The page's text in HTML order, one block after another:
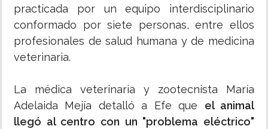
practicada por un equipo interdisciplinario
conformado por siete personas, entre ellos
profesionales de salud humana y de medicina
veterinaria.
La médica veterinaria y zootecnista María
Adelaida Mejía detalló a Efe que el animal
llegó al centro con un "problema eléctrico"